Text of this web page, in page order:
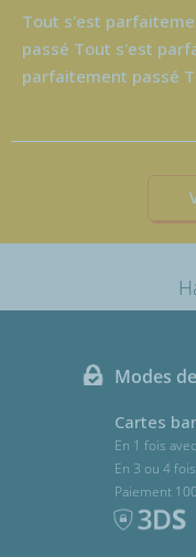
Tout s'est
passé Tout s'est
parfaitement passé
Modes
Cartes
En 1 fois
En 3 ou 4 fois
Paiement